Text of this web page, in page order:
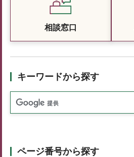
相談窓口
キーワードから探す
ページ番号から探す